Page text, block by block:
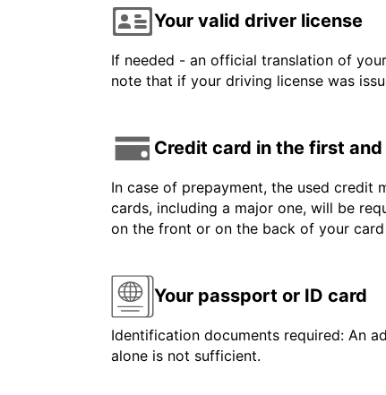
Your valid driver license
If needed - an official translation of
note that if your driving license was
Credit card in the first
In case of prepayment, the used credit
cards, including a major one, will be
on the front or on the back of your
Your passport or ID card
Identification documents required: An
alone is not sufficient.